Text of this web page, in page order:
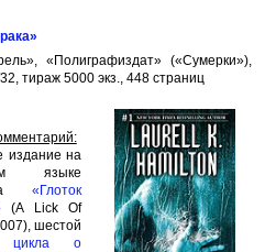
«Полиграфиздат» («Сумерки»),
тираж 5000 экз., 448 страниц
издание на
языке
«Глоток
(A Lick Of
шестой
цикла о